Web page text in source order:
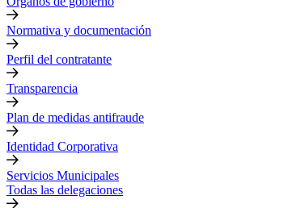
Normativa y documentación
Perfil del contratante
Transparencia
Plan de medidas antifraude
Identidad Corporativa
Servicios Municipales
Todas las delegaciones